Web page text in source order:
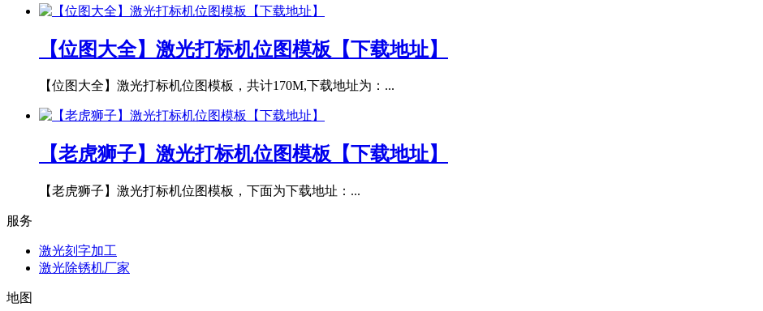
【位图大全】激光打标机位图模板【下载地址】
【位图大全】激光打标机位图模板，共计170M,下载地址为：...
【老虎狮子】激光打标机位图模板【下载地址】
【老虎狮子】激光打标机位图模板，下面为下载地址：...
服务
激光刻字加工
激光除锈机厂家
地图